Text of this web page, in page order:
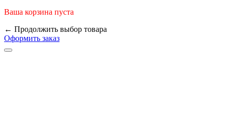
Ваша корзина пуста
← Продолжить выбор товара
Оформить заказ